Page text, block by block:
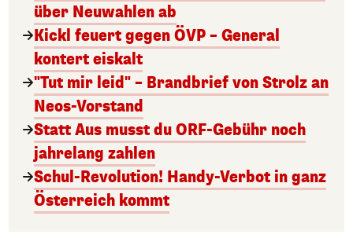
über Neuwahlen ab
Kickl feuert gegen ÖVP – General
kontert eiskalt
"Tut mir leid" – Brandbrief von Strolz an
Neos-Vorstand
Statt Aus musst du ORF-Gebühr noch
jahrelang zahlen
Schul-Revolution! Handy-Verbot in ganz
Österreich kommt